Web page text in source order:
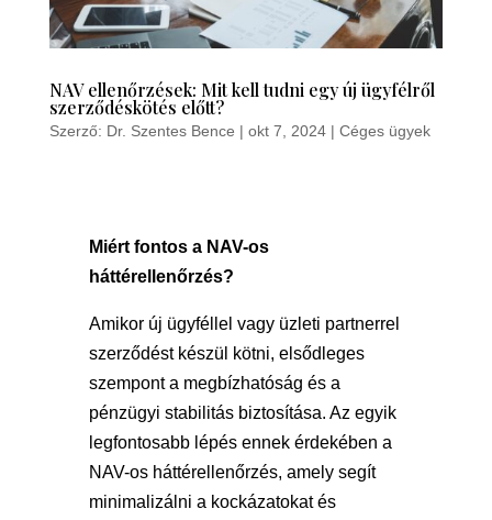
NAV ellenőrzések: Mit kell tudni egy új ügyfélről
szerződéskötés előtt?
Szerző: Dr. Szentes Bence | okt 7, 2024| Céges ügyek
Miért fontos a NAV-os
háttérellenőrzés?
Amikor új ügyféllel vagy üzleti partnerrel
szerződést készül kötni, elsődleges
szempont a megbízhatóság és a
pénzügyi stabilitás biztosítása. Az egyik
legfontosabb lépés ennek érdekében a
NAV-os háttérellenőrzés, amely segít
minimalizálni a kockázatokat és